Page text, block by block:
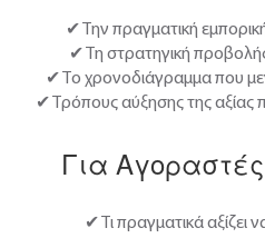
✔ Την πραγματική
✔ Τη στρατηγική
✔ Το χρονοδιάγραμμα που
✔ Τρόπους αύξησης της αξίας
Για
✔ Τι πραγματικά